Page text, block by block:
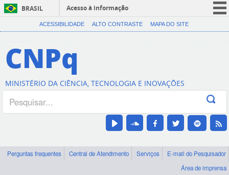
BRASIL
Acesso à informação
CORONAVÍRUS (COVID-19)
Canais
ACESSIBILIDADE ALTO CONTRASTE MAPA DO SITE
CNPq
MINISTÉRIO DA CIÊNCIA, TECNOLOGIA E INOVAÇÕES
Perguntas frequentes Central de Atendimento Serviços
E-mail do Pesquisador
Área de imprensa